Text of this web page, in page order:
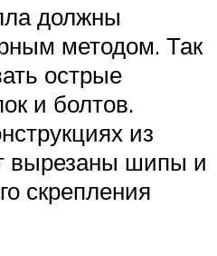
должны
методом. Так
острые
и болтов.
из
вырезаны шипы и
скрепления